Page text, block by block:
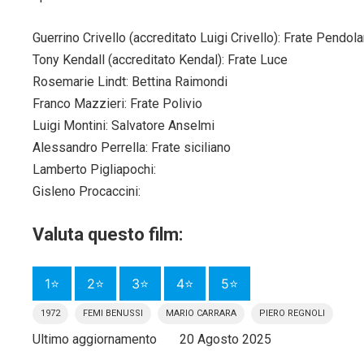
Guerrino Crivello (accreditato Luigi Crivello): Frate
Tony Kendall (accreditato Kendal): Frate Luce
Rosemarie Lindt: Bettina Raimondi
Franco Mazzieri: Frate Polivio
Luigi Montini: Salvatore Anselmi
Alessandro Perrella: Frate siciliano
Lamberto Pigliapochi:
Gisleno Procaccini:
Valuta questo film:
1⭐ 2⭐ 3⭐ 4⭐ 5⭐
1972 FEMI BENUSSI MARIO CARRARA PIERO REGNOLI
Ultimo aggiornamento 20 Agosto 2025